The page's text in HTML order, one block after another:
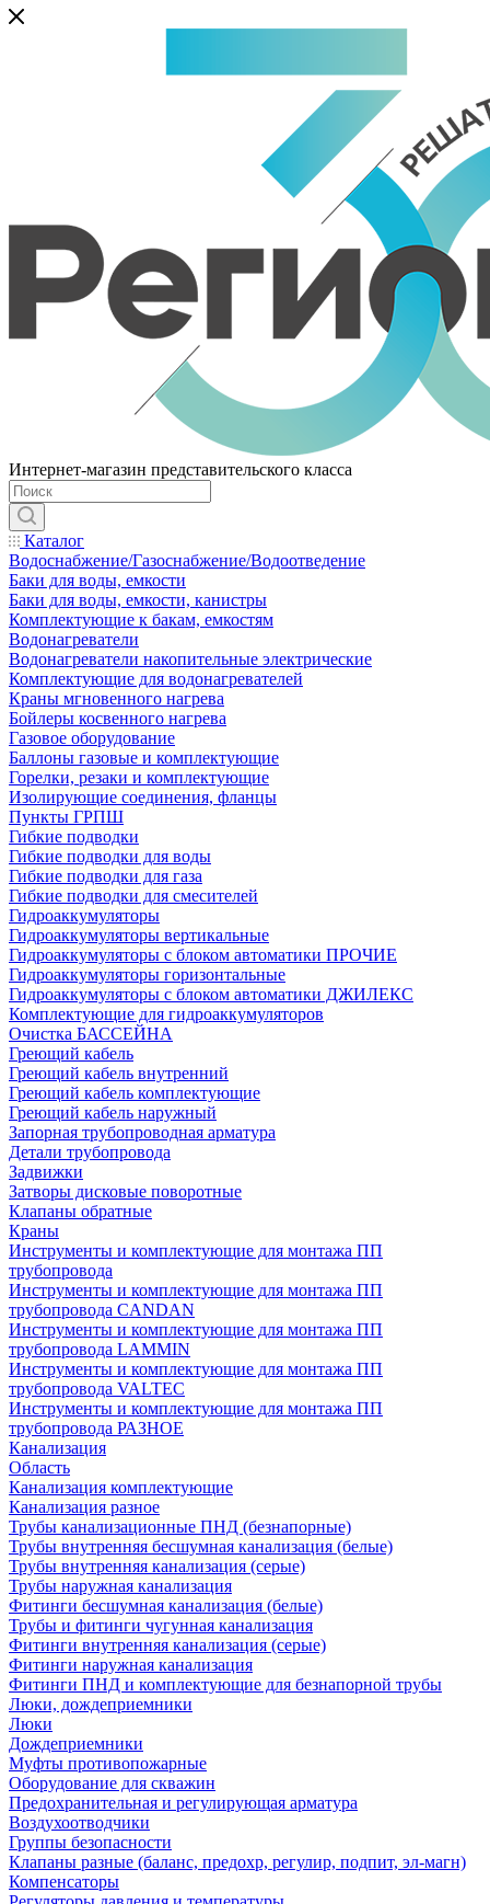
Интернет-магазин представительского класса
Каталог
Водоснабжение/Газоснабжение/Водоотведение
Баки для воды, емкости
Баки для воды, емкости, канистры
Комплектующие к бакам, емкостям
Водонагреватели
Водонагреватели накопительные электрические
Комплектующие для водонагревателей
Краны мгновенного нагрева
Бойлеры косвенного нагрева
Газовое оборудование
Баллоны газовые и комплектующие
Горелки, резаки и комплектующие
Изолирующие соединения, фланцы
Пункты ГРПШ
Гибкие подводки
Гибкие подводки для воды
Гибкие подводки для газа
Гибкие подводки для смесителей
Гидроаккумуляторы
Гидроаккумуляторы вертикальные
Гидроаккумуляторы с блоком автоматики ПРОЧИЕ
Гидроаккумуляторы горизонтальные
Гидроаккумуляторы с блоком автоматики ДЖИЛЕКС
Комплектующие для гидроаккумуляторов
Очистка БАССЕЙНА
Греющий кабель
Греющий кабель внутренний
Греющий кабель комплектующие
Греющий кабель наружный
Запорная трубопроводная арматура
Детали трубопровода
Задвижки
Затворы дисковые поворотные
Клапаны обратные
Краны
Инструменты и комплектующие для монтажа ПП
трубопровода
Инструменты и комплектующие для монтажа ПП
трубопровода CANDAN
Инструменты и комплектующие для монтажа ПП
трубопровода LAMMIN
Инструменты и комплектующие для монтажа ПП
трубопровода VALTEC
Инструменты и комплектующие для монтажа ПП
трубопровода РАЗНОЕ
Канализация
Область
Канализация комплектующие
Канализация разное
Трубы канализационные ПНД (безнапорные)
Трубы внутренняя бесшумная канализация (белые)
Трубы внутренняя канализация (серые)
Трубы наружная канализация
Фитинги бесшумная канализация (белые)
Трубы и фитинги чугунная канализация
Фитинги внутренняя канализация (серые)
Фитинги наружная канализация
Фитинги ПНД и комплектующие для безнапорной трубы
Люки, дождеприемники
Люки
Дождеприемники
Муфты противопожарные
Оборудование для скважин
Предохранительная и регулирующая арматура
Воздухоотводчики
Группы безопасности
Клапаны разные (баланс, предохр, регулир, подпит, эл-магн)
Компенсаторы